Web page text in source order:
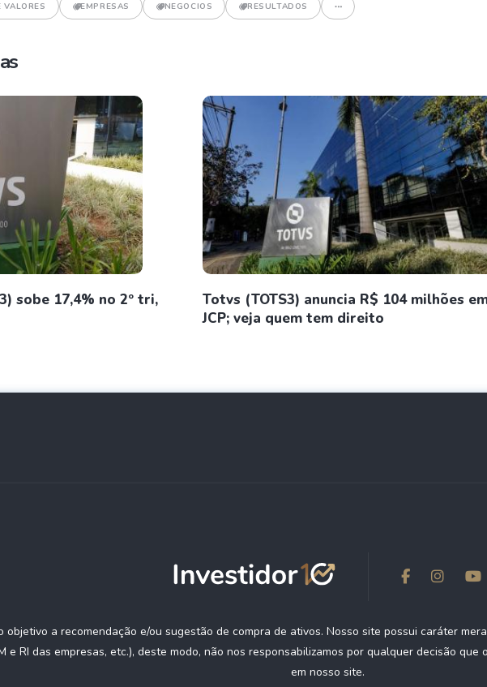
VALORES EMPRESAS NEGOCIOS RESULTADOS
sobe 17,4% no 2º tri,
Totvs (TOTS3) anuncia R$ 104 milhões
JCP; veja quem tem direito
objetivo a recomendação e/ou sugestão de compra de ativos. Nosso site possui caráter
e RI das empresas, etc.), deste modo, não nos responsabilizamos por qualquer decisão
em nosso site.